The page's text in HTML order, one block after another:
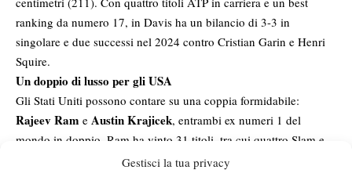
Gestisci la tua privacy
ranking da numero 17, in Davis ha un bilancio di 3-3 in
singolare e due successi nel 2024 contro Cristian Garin e Henri
Squire.
Un doppio di lusso per gli USA
Gli Stati Uniti possono contare su una coppia formidabile:
Rajeev Ram e Austin Krajicek, entrambi ex numeri 1 del
mondo in doppio. Ram ha vinto 31 titoli, tra cui quattro Slam e
due Finals con Joe Salisbury, mentre Krajicek si è imposto al